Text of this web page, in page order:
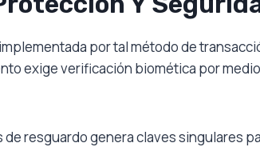
por tal método de
exige verificación biomética por
resguardo genera claves singulares